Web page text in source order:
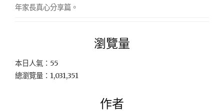
年家長真心分享篇。
瀏覽量
本日人氣：55
總瀏覽量：1,031,351
作者